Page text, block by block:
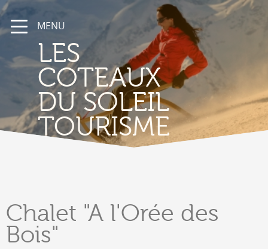
MENU
LES
COTEAUX
DU SOLEIL
TOURISME
Chalet "A l'Orée des
Bois"